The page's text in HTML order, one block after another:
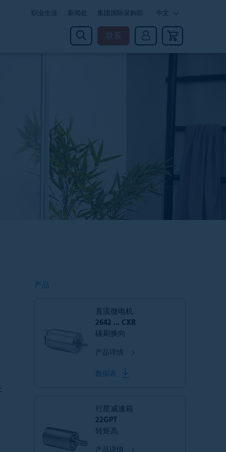
职业生涯 新闻处 集团国际采购部 中文
联系
产品
直流微电机
2642 ... CXR
碳刷换向
产品详情
数据表
行星减速箱
22GPT
转矩高